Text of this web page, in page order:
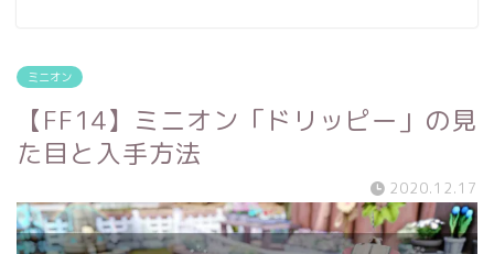
ミニオン
【FF14】ミニオン「ドリッピー」の見
た目と入手方法
2020.12.17